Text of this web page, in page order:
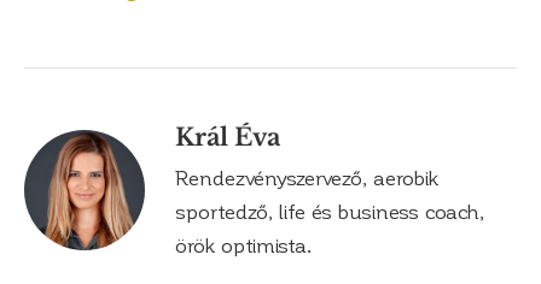
Král Éva
Rendezvényszervező, aerobik
sportedző, life és business coach,
örök optimista.